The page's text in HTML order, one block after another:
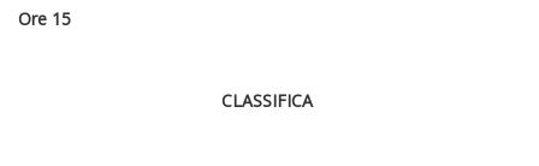
Ore 15
CLASSIFICA